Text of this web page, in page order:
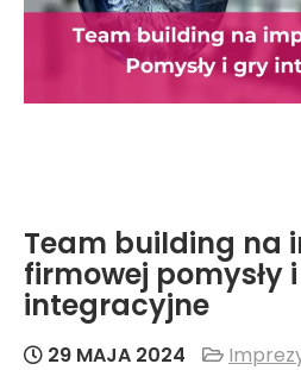
Team building na
firmowej pomysły
integracyjne
29 MAJA 2024